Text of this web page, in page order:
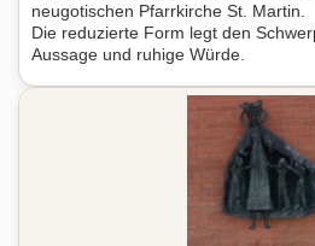
neugotischen Pfarrkirche St. Martin.
Die reduzierte Form legt den
Aussage und ruhige Würde.